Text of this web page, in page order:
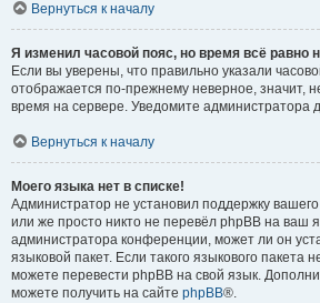
Вернуться к началу
Я изменил часовой пояс, но время всё равно
Если вы уверены, что правильно указали
отображается по-прежнему неверное, значит,
время на сервере. Уведомите администратора
Вернуться к началу
Моего языка нет в списке!
Администратор не установил поддержку
или же просто никто не перевёл phpBB на ваш
администратора конференции, может ли он
языковой пакет. Если такого языкового пакета
можете перевести phpBB на свой язык.
можете получить на сайте phpBB®.